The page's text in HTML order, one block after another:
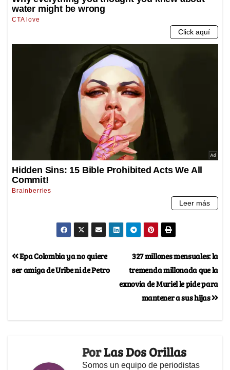
327 millones mensuales: la
tremenda millonada que la
exnovia de Muriel le pide para
mantener a sus hijas
Epa Colombia ya no quiere
ser amiga de Uribe ni de Petro
PorLas Dos Orillas
Somos un equipo de periodistas